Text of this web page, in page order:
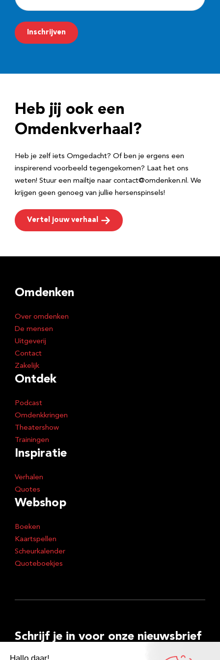
-
m
a
r
e
Inschrijven
Heb jij ook een
Omdenkverhaal?
Heb je zelf iets Omgedacht? Of ben je ergens een
inspirerend voorbeeld tegengekomen? Laat het ons
weten! Stuur een mailtje naar contact@omdenken.nl. We
krijgen geen genoeg van jullie hersenspinsels!
Vertel jouw verhaal
Omdenken
Over omdenken
De mensen
Uitgeverij
Contact
Zakelijk
Ontdek
Podcast
Omdenkkringen
Theatershow
Trainingen
Inspiratie
Verhalen
Quotes
Webshop
Boeken
Kaartspellen
Scheurkalender
Quoteboekjes
Schrijf je in voor onze nieuwsbrief